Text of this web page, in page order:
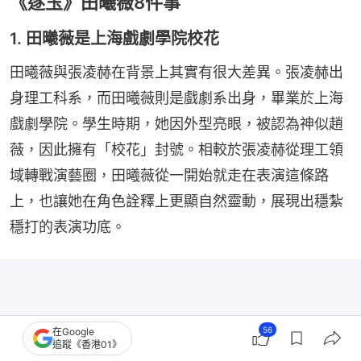
1. 田曦薇是上海戲劇學院校花
田曦薇與張凌赫在背景上其實有很大差異。張凌赫出
身理工科系，而田曦薇則是戲劇系出身，畢業於上海
戲劇學院。學生時期，她因外型亮眼，被認為神似趙
薇，因此擁有「校花」封號。相較於張凌赫從理工領
域轉戰演藝圈，田曦薇從一開始就走在表演這條路
上，也讓她在角色詮釋上更顯自然靈動，展現出穩紮
穩打的表演功底。
在Google
追蹤《香港01》
56